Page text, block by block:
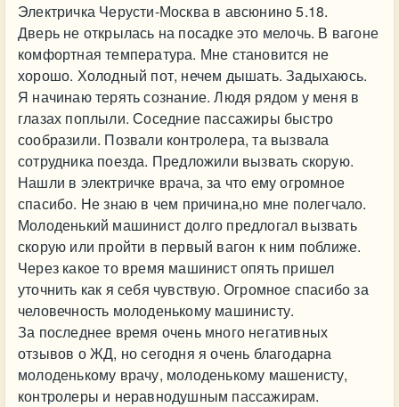
Электричка Черусти-Москва в авсюнино 5.18.
Дверь не открылась на посадке это мелочь. В вагоне
комфортная температура. Мне становится не
хорошо. Холодный пот, нечем дышать. Задыхаюсь.
Я начинаю терять сознание. Людя рядом у меня в
глазах поплыли. Соседние пассажиры быстро
сообразили. Позвали контролера, та вызвала
сотрудника поезда. Предложили вызвать скорую.
Нашли в электричке врача, за что ему огромное
спасибо. Не знаю в чем причина,но мне полегчало.
Молоденький машинист долго предлогал вызвать
скорую или пройти в первый вагон к ним поближе.
Через какое то время машинист опять пришел
уточнить как я себя чувствую. Огромное спасибо за
человечность молоденькому машинисту.
За последнее время очень много негативных
отзывов о ЖД, но сегодня я очень благодарна
молоденькому врачу, молоденькому машенисту,
контролеры и неравнодушным пассажирам.